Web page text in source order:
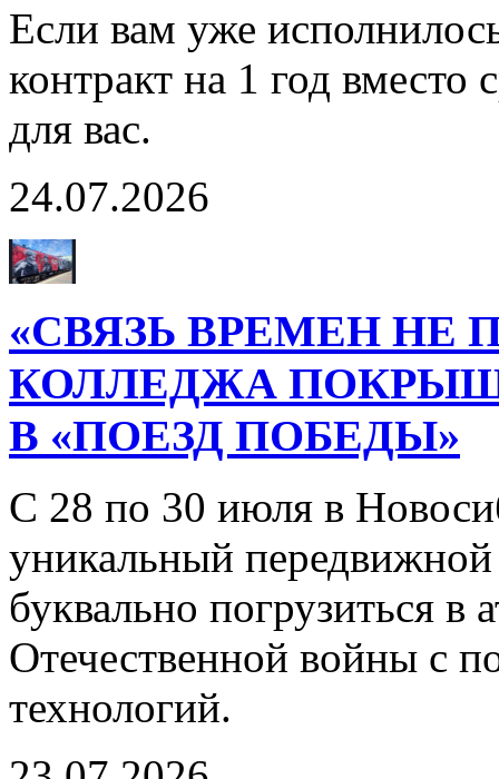
Если вам уже
контракт на 1 год
для вас.
24.07.2026
«СВЯЗЬ ВРЕМЕН НЕ
КОЛЛЕДЖА
В «ПОЕЗД ПОБЕДЫ»
С 28 по 30 июля в
уникальный
буквально погрузиться
Отечественной войны с
технологий.